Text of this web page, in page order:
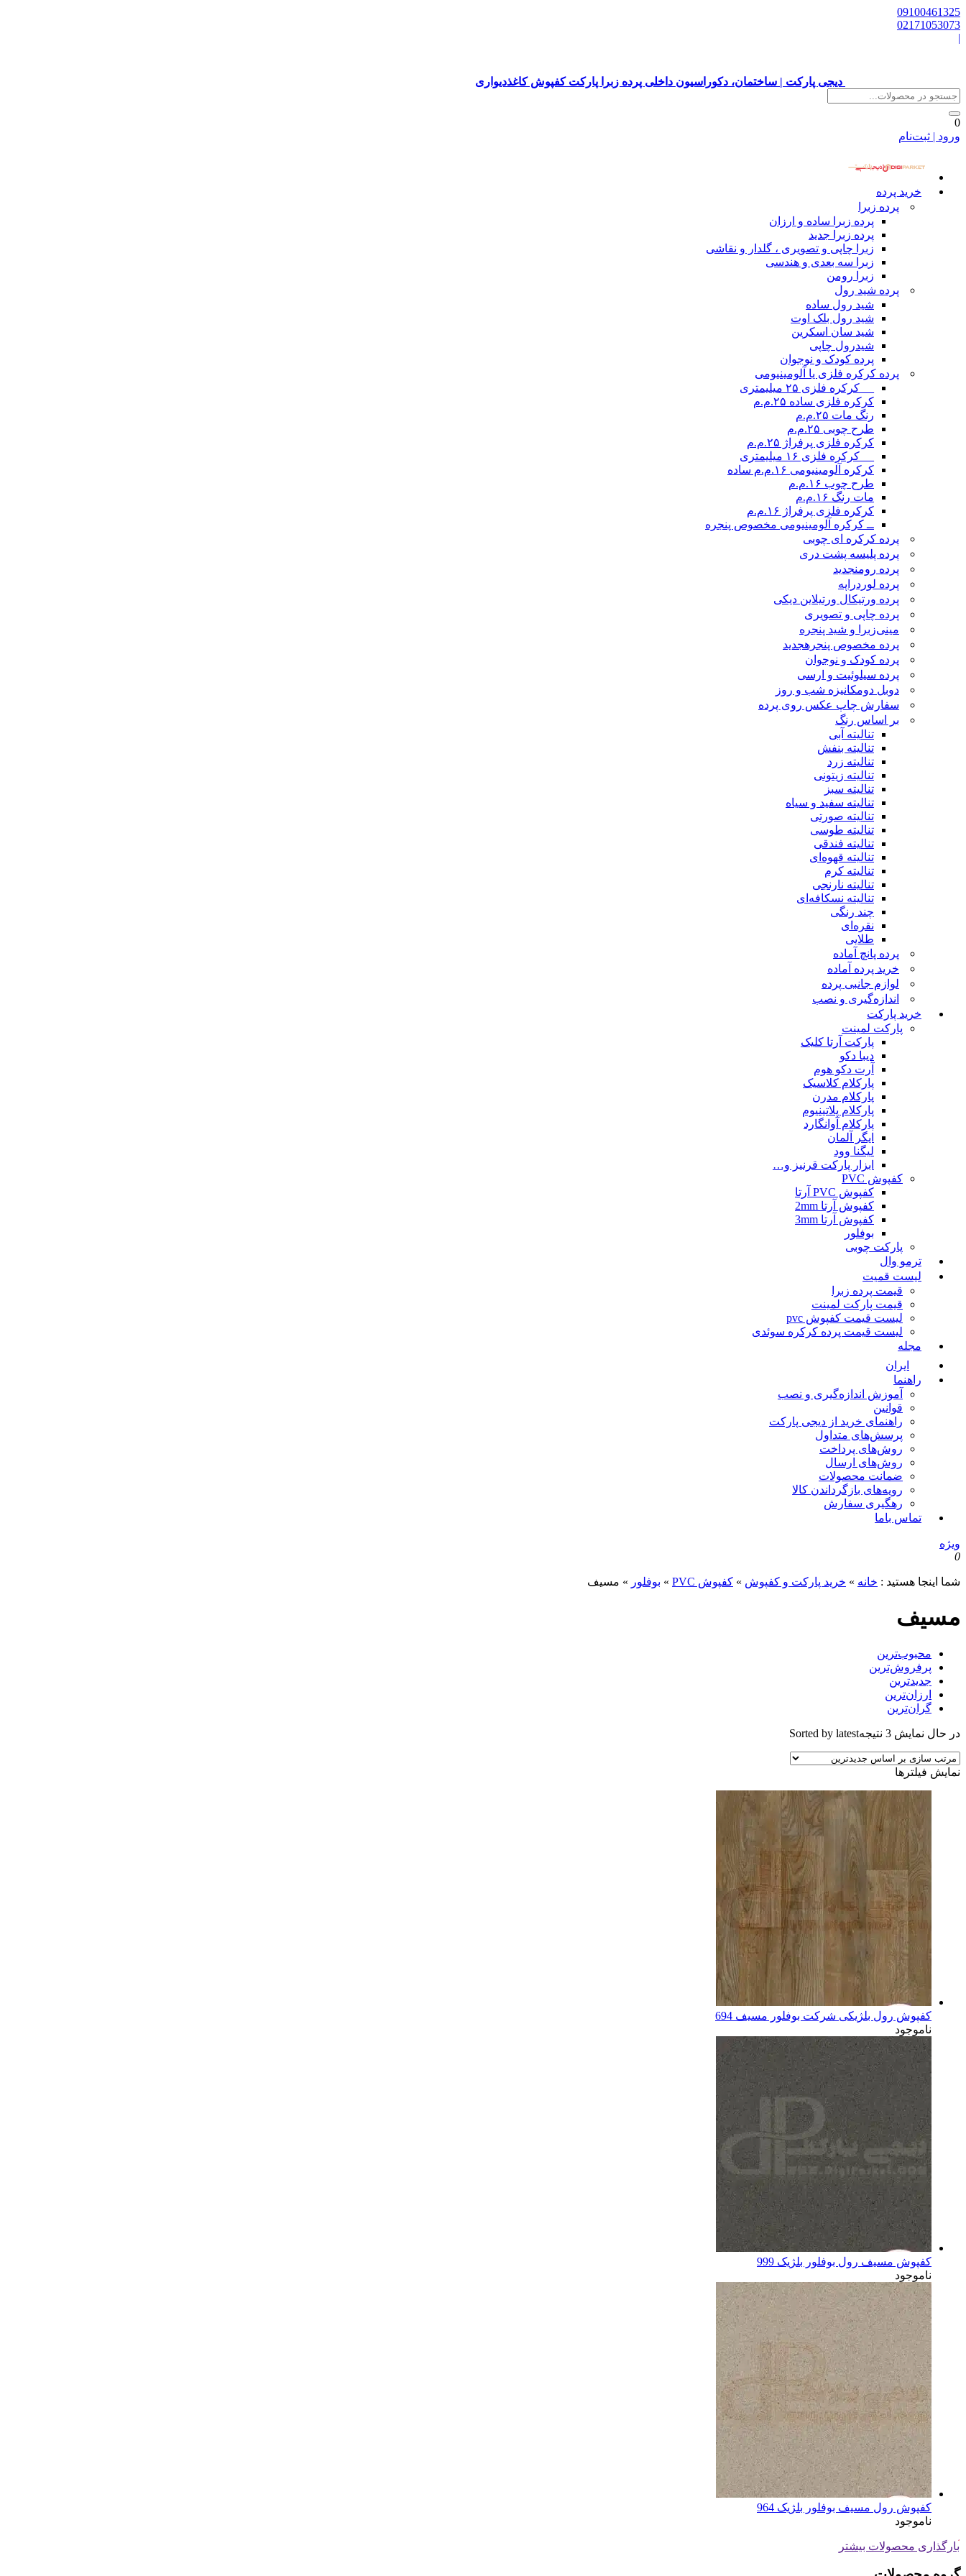
09100461325
02171053073
|
دیجی پارکت | ساختمان، دکوراسیون داخلی پرده زبرا پارکت کفپوش کاغذدیواری
0
ورود | ثبت‌نام
خرید پرده
پرده زبرا
پرده زبرا ساده و ارزان
پرده زبرا جدید
زبرا چاپی و تصویری ، گلدار و نقاشی
زبرا سه بعدی و هندسی
زبرا رومن
پرده شید رول
شید رول ساده
شید رول بلک اوت
شید سان اسکرین
شیدرول چاپی
پرده کودک و نوجوان
پرده کرکره فلزی یا آلومینیومی
__ کرکره فلزی ۲۵ میلیمتری
کرکره فلزی ساده ۲۵.م.م
رنگ مات ۲۵.م.م
طرح چوبی ۲۵.م.م
کرکره فلزی پرفراژ ۲۵.م.م
__ کرکره فلزی ۱۶ میلیمتری
کرکره آلومینیومی ۱۶.م.م ساده
طرح چوب ۱۶.م.م
مات رنگ ۱۶.م.م
کرکره فلزی پرفراژ ۱۶.م.م
ــ کرکره آلومینیومی مخصوص پنجره
پرده کرکره ای چوبی
پرده پلیسه پشت دری
پرده رومنجدید
پرده لوردراپه
پرده ورتیکال ورتیلاین دیکی
پرده چاپی و تصویری
مینی‌زبرا و شید پنجره
پرده مخصوص پنجرهجدید
پرده کودک و نوجوان
پرده سیلوئیت و ارسی
دوبل دومکانیزه شب و روز
سفارش چاپ عکس روی پرده
بر اساس رنگ
تنالیته آبی
تنالیته بنفش
تنالیته زرد
تنالیته زیتونی
تنالیته سبز
تنالیته سفید و سیاه
تنالیته صورتی
تنالیته طوسی
تنالیته فندقی
تنالیته قهوه‌ای
تنالیته کرم
تنالیته نارنجی
تنالیته نسکافه‌ای
چند رنگی
نقره‌ای
طلایی
پرده پانچ آماده
خرید پرده آماده
لوازم جانبی پرده
اندازه‌گیری و نصب
خرید پارکت
پارکت لمینت
پارکت آرتا کلیک
دیبا دکو
آرت دکو هوم
پارکلام کلاسیک
پارکلام مدرن
پارکلام پلاتینیوم
پارکلام آوانگارد
ایگر آلمان
لیگنا وود
ابزار پارکت قرنیز و…
کفپوش PVC
کفپوش PVC آرتا
کفپوش آرتا 2mm
کفپوش آرتا 3mm
بوفلور
پارکت چوبی
ترمو وال
لیست قمیت
قیمت پرده زبرا
قیمت پارکت لمینت
لیست قیمت کفپوش pvc
لیست قیمت پرده کرکره سوئدی
مجله
ایران
راهنما
آموزش اندازه‌گیری و نصب
قوانین
راهنمای خرید از دیجی پارکت
پرسش‌های متداول
روش‌های پرداخت
روش‌های ارسال
ضمانت محصولات
رویه‌های بازگرداندن کالا
رهگیری سفارش
تماس باما
ویژه
0
شما اینجا هستید : خانه » خرید پارکت و کفپوش » کفپوش PVC » بوفلور » مسیف
مسیف
محبوب‌ترین
پرفروش‌ترین
جدیدترین
ارزان‌ترین
گران‌ترین
در حال نمایش 3 نتیجه Sorted by latest
نمایش فیلترها
کفپوش رول بلژیکی شرکت بوفلور مسیف 694
ناموجود
کفپوش مسیف رول بوفلور بلژیک 999
ناموجود
کفپوش رول مسیف بوفلور بلژیک 964
ناموجود
بارگذاری محصولات بیشتر